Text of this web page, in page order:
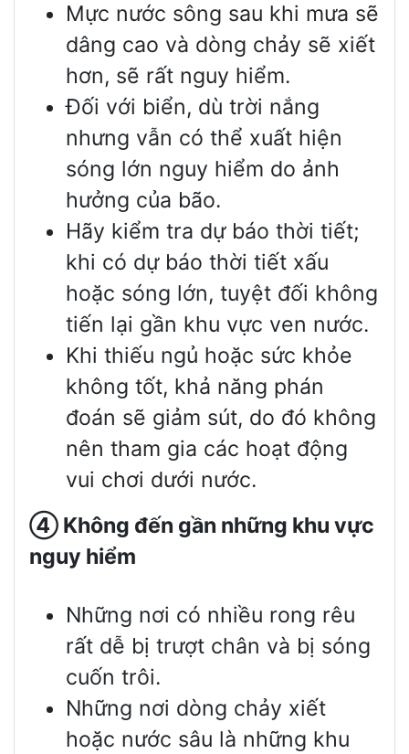
Mực nước sông sau khi mưa sẽ
dâng cao và dòng chảy sẽ xiết
hơn, sẽ rất nguy hiểm.
Đối với biển, dù trời nắng
nhưng vẫn có thể xuất hiện
sóng lớn nguy hiểm do ảnh
hưởng của bão.
Hãy kiểm tra dự báo thời tiết;
khi có dự báo thời tiết xấu
hoặc sóng lớn, tuyệt đối không
tiến lại gần khu vực ven nước.
Khi thiếu ngủ hoặc sức khỏe
không tốt, khả năng phán
đoán sẽ giảm sút, do đó không
nên tham gia các hoạt động
vui chơi dưới nước.
④ Không đến gần những khu vực
nguy hiểm
Những nơi có nhiều rong rêu
rất dễ bị trượt chân và bị sóng
cuốn trôi.
Những nơi dòng chảy xiết
hoặc nước sâu là những khu